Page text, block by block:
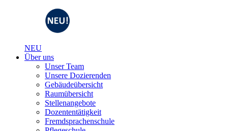
NEU
Über uns
Unser Team
Unsere Dozierenden
Gebäudeübersicht
Raumübersicht
Stellenangebote
Dozententätigkeit
Fremdsprachenschule